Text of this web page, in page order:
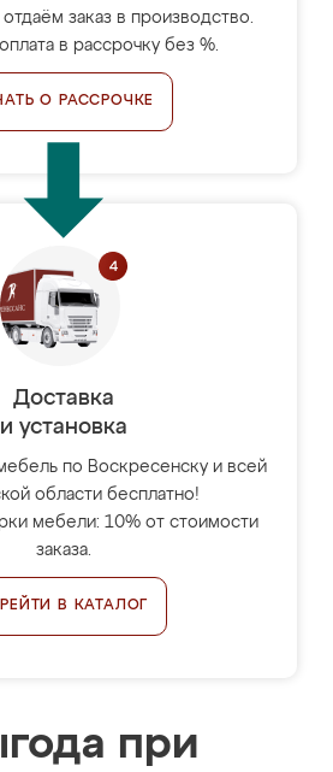
заказ в производство.
в рассрочку без %.
О РАССРОЧКЕ
Доставка
и установка
по Воскресенску и всей
области бесплатно!
мебели: 10% от стоимости
заказа.
В КАТАЛОГ
при